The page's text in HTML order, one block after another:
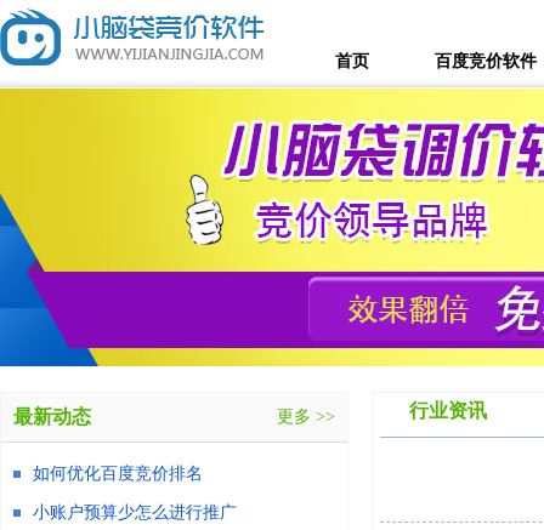
首页 百度竞价软件
行业资讯
最新动态 更多 >>
如何优化百度竞价排名
小账户预算少怎么进行推广